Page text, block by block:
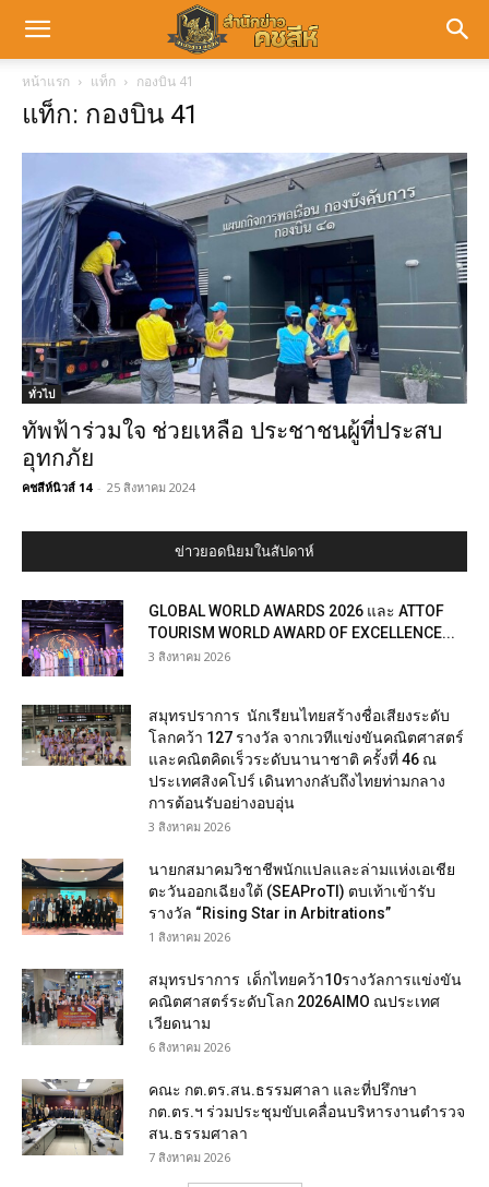
หน้าแรก แท็ก กองบิน 41
แท็ก: กองบิน 41
ทั่วไป
ทัพฟ้าร่วมใจ ช่วยเหลือ ประชาชนผู้ที่ประสบ
อุทกภัย
คชสีห์นิวส์ 14 - 25 สิงหาคม 2024
ข่าวยอดนิยมในสัปดาห์
GLOBAL WORLD AWARDS 2026 และ ATTOF
TOURISM WORLD AWARD OF EXCELLENCE...
3 สิงหาคม 2026
สมุทรปราการ นักเรียนไทยสร้างชื่อเสียงระดับ
โลกคว้า 127 รางวัล จากเวทีแข่งขันคณิตศาสตร์
และคณิตคิดเร็วระดับนานาชาติ ครั้งที่ 46 ณ
ประเทศสิงคโปร์ เดินทางกลับถึงไทยท่ามกลาง
การต้อนรับอย่างอบอุ่น
3 สิงหาคม 2026
นายกสมาคมวิชาชีพนักแปลและล่ามแห่งเอเชีย
ตะวันออกเฉียงใต้ (SEAProTI) ตบเท้าเข้ารับ
รางวัล “Rising Star in Arbitrations”
1 สิงหาคม 2026
สมุทรปราการ เด็กไทยคว้า10รางวัลการแข่งขัน
คณิตศาสตร์ระดับโลก 2026AIMO ณประเทศ
เวียดนาม
6 สิงหาคม 2026
คณะ กต.ตร.สน.ธรรมศาลา และที่ปรึกษา
กต.ตร.ฯ ร่วมประชุมขับเคลื่อนบริหารงานตำรวจ
สน.ธรรมศาลา
7 สิงหาคม 2026